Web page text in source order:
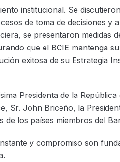
institucional. Se
de toma de decisiones y
se presentaron medidas
que el BCIE mantenga
exitosa de su Estrategia
Presidenta de la República
Sr. John Briceño, la
de los países miembros del
y compromiso son